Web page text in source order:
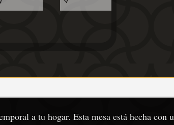
a tu hogar. Esta mesa está hecha